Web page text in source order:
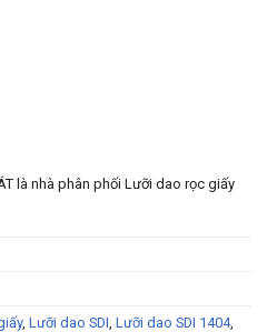
là nhà phân phối Lưỡi dao rọc giấy
, Lưỡi dao SDI Lưỡi dao SDI 1404,